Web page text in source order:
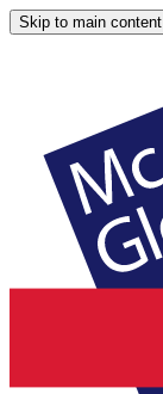
Skip to main content